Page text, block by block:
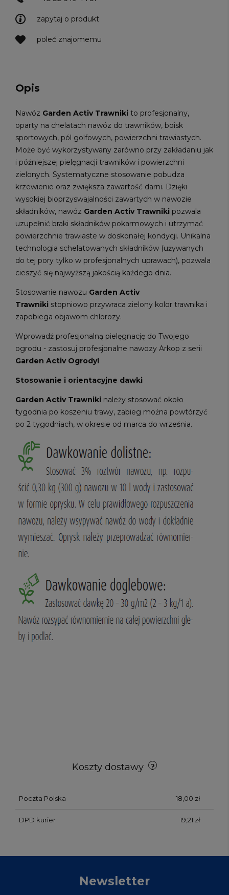
zapytaj o produkt
poleć znajomemu
Opis
Nawóz Garden Activ Trawniki to profesjonalny,
oparty na chelatach nawóz do trawników, boisk
sportowych, pól golfowych, powierzchni trawiastych.
Może być wykorzystywany zarówno przy zakładaniu jak
i późniejszej pielęgnacji trawników i powierzchni
zielonych. Systematyczne stosowanie pobudza
krzewienie oraz zwiększa zawartość darni. Dzięki
wysokiej bioprzyswajalności zawartych w nawozie
składników, nawóz Garden Activ Trawniki pozwala
uzupełnić braki składników pokarmowych i utrzymać
powierzchnie trawiaste w doskonałej kondycji. Unikalna
technologia schelatowanych składników (używanych
do tej pory tylko w profesjonalnych uprawach), pozwala
cieszyć się najwyższą jakością każdego dnia.
Stosowanie nawozu Garden Activ
Trawniki stopniowo przywraca zielony kolor trawnika i
zapobiega objawom chlorozy.
Wprowadź profesjonalną pielęgnację do Twojego
ogrodu - zastosuj profesjonalne nawozy Arkop z serii
Garden Activ Ogrody!
Stosowanie i orientacyjne dawki
Garden Activ Trawniki należy stosować około
tygodnia po koszeniu trawy, zabieg można powtórzyć
po 2 tygodniach, w okresie od marca do września.
Koszty dostawy
Poczta Polska 18,00 zł
DPD kurier 19,21 zł
Newsletter